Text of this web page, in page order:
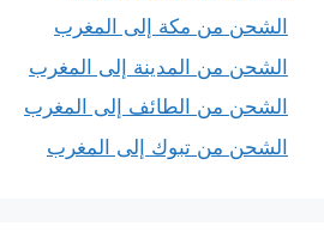
الشحن من مكة إلى المغرب
الشحن من المدينة إلى المغرب
الشحن من الطائف إلى المغرب
الشحن من تبوك إلى المغرب